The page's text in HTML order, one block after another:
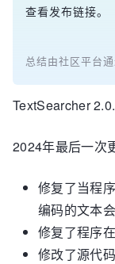
查看发布链接。
总结由社区平台
TextSearcher
2024年最后一次
修复了当程
编码的文本
修复了程序
修改了源代